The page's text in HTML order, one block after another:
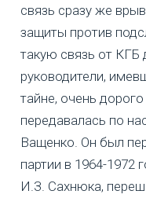
связь сразу же
защиты против
такую связь от
руководители,
тайне, очень
передавалась по
Ващенко. Он был
партии в 1964-1972
И.З. Сахнюка,